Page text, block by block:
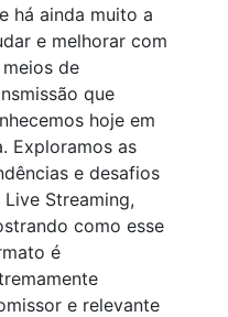
há ainda muito a
e melhorar com
de
que
hoje em
Exploramos as
e desafios
Streaming,
como esse
é
e relevante